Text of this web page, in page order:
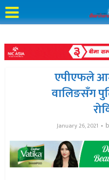
एपीएफले
वालिङसँग
January 26, 2021